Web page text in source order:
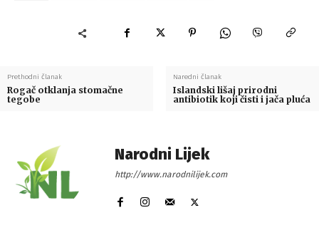
Prethodni članak
Rogač otklanja stomačne
tegobe
Naredni članak
Islandski lišaj prirodni
antibiotik koji čisti i jača pluća
Narodni Lijek
http://www.narodnilijek.com